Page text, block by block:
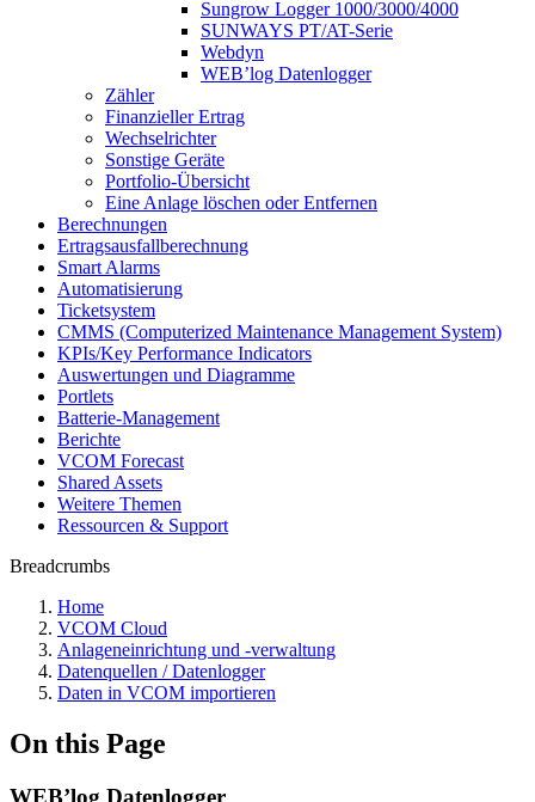
Sungrow Logger 1000/3000/4000
SUNWAYS PT/AT-Serie
Webdyn
WEB’log Datenlogger
Zähler
Finanzieller Ertrag
Wechselrichter
Sonstige Geräte
Portfolio-Übersicht
Eine Anlage löschen oder Entfernen
Berechnungen
Ertragsausfallberechnung
Smart Alarms
Automatisierung
Ticketsystem
CMMS (Computerized Maintenance Management System)
KPIs/Key Performance Indicators
Auswertungen und Diagramme
Portlets
Batterie-Management
Berichte
VCOM Forecast
Shared Assets
Weitere Themen
Ressourcen & Support
Breadcrumbs
Home
VCOM Cloud
Anlageneinrichtung und -verwaltung
Datenquellen / Datenlogger
Daten in VCOM importieren
On this Page
WEB’log Datenlogger